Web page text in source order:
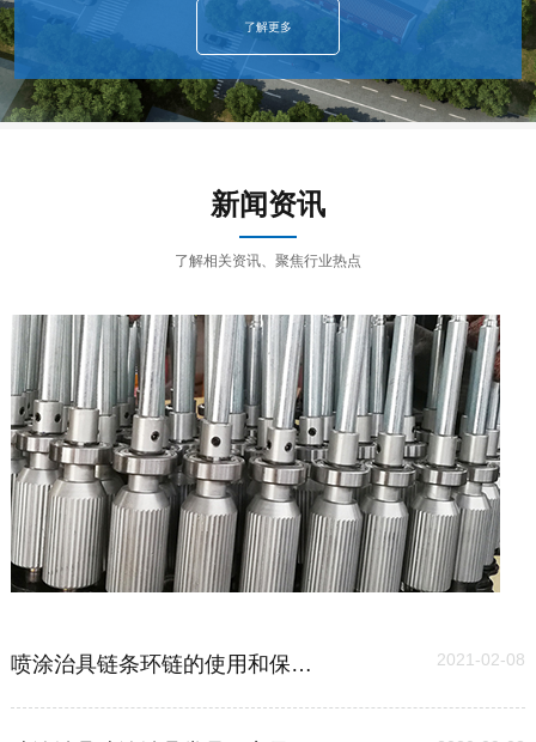
了解更多
新闻资讯
了解相关资讯、聚焦行业热点
喷涂治具链条环链的使用和保养维护 2021-02-08